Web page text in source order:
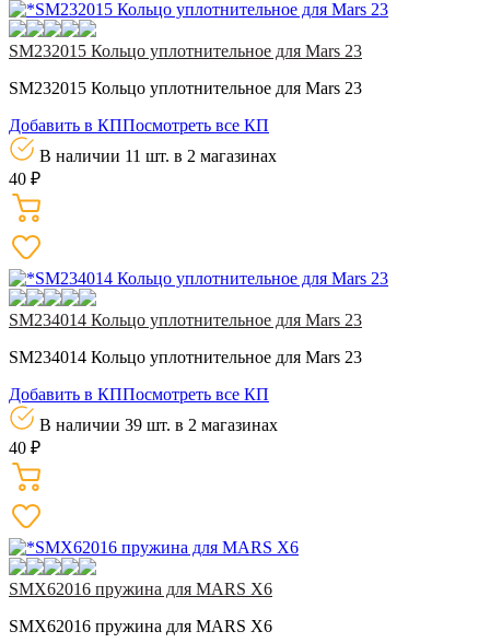
SM232015 Кольцо уплотнительное для Mars 23
SM232015 Кольцо уплотнительное для Mars 23
Добавить в КППосмотреть все КП
В наличии 11 шт. в 2 магазинах
40 ₽
SM234014 Кольцо уплотнительное для Mars 23
SM234014 Кольцо уплотнительное для Mars 23
Добавить в КППосмотреть все КП
В наличии 39 шт. в 2 магазинах
40 ₽
SMX62016 пружина для MARS X6
SMX62016 пружина для MARS X6